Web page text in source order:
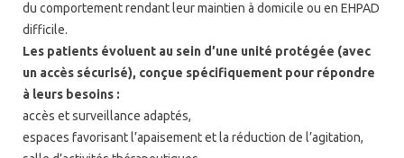
du comportement rendant leur maintien à domicile ou en EHPAD
difficile.
Les patients évoluent au sein d’une unité protégée (avec
un accès sécurisé), conçue spécifiquement pour répondre
à leurs besoins :
accès et surveillance adaptés,
espaces favorisant l’apaisement et la réduction de l’agitation,